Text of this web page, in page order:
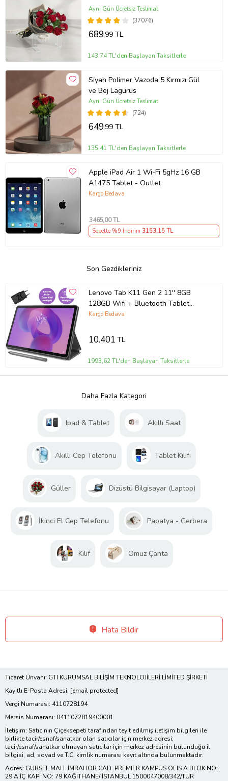
(37076)
Aynı Gün Ücretsiz Teslimat
689,99 TL
143,74 TL'den Başlayan Taksitlerle
Siyah Polimer Vazoda 5 Kırmızı Gül
ve Bej Lagurus
(724)
Aynı Gün Ücretsiz Teslimat
649,99 TL
135,41 TL'den Başlayan Taksitlerle
Apple iPad Air 1 Wi-Fi 5gHz 16 GB
A1475 Tablet - Outlet
Kargo Bedava
3465,00 TL
Sepette %9 İndirim 3153,15 TL
Son Gezdikleriniz
Lenovo Tab K11 Gen 2 11'' 8GB
128GB Wifi + Bluetooth Tablet
ZAFS0180TR (Kılıf + Kalem Hediyeli)
Kargo Bedava
10.401TL
1993,62 TL'den Başlayan Taksitlerle
Daha Fazla Kategori
Ipad & Tablet Akıllı Saat
Akıllı Cep Telefonu Tablet Kılıfı
Güller Dizüstü Bilgisayar (Laptop)
İkinci El Cep Telefonu Papatya - Gerbera
Kılıf Omuz Çanta
Hata Bildir
Ticaret Ünvanı: GTI KURUMSAL BİLİŞİM TEKNOLOJİLERİ LİMİTED ŞİRKETİ
Kayıtlı E-Posta Adresi: [email protected]
Vergi Numarası: 4110728194
Mersis Numarası: 0411072819400001
İletişim: Satıcının Çiçeksepeti tarafından teyit edilmiş iletişim bilgileri ile
birlikte tacir/esnaf/sanatkar olan satıcılar için merkez adresi;
tacir/esnaf/sanatkar olmayan satıcılar için merkez adresinin bulunduğu il
bilgisi, ad, soyad ve T.C. kimlik numarası kayıt altında bulunmaktadır.
Adres: GÜRSEL MAH. İMRAHOR CAD. PREMIER KAMPÜS OFIS A BLOK NO:
29 A İÇ KAPI NO: 79 KAĞITHANE/ İSTANBUL 1500047008/342/TUR